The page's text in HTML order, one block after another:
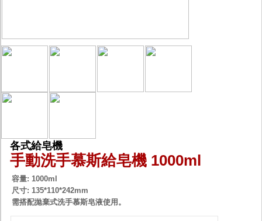
各式給皂機
手動洗手慕斯給皂機 1000ml
容量: 1000ml
尺寸: 135*110*242mm
需搭配拋棄式洗手慕斯皂液使用。